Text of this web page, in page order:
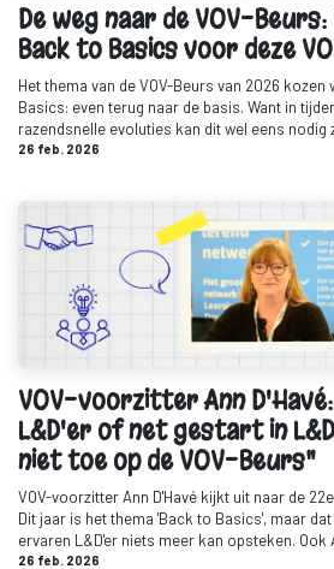
De weg naar de VOV-
Back to Basics voor deze
Het thema van de VOV-Beurs van 2026
Basics: even terug naar de basis. Want in
razendsnelle evoluties kan dit wel eens nodig
26 feb. 2026
VOV-voorzitter Ann
L&D'er of net gestart in
niet toe op de VOV-Beurs"
VOV-voorzitter Ann D'Havé kijkt uit naar de
Dit jaar is het thema 'Back to Basics', maar
ervaren L&D'er niets meer kan opsteken. Ook
26 feb. 2026